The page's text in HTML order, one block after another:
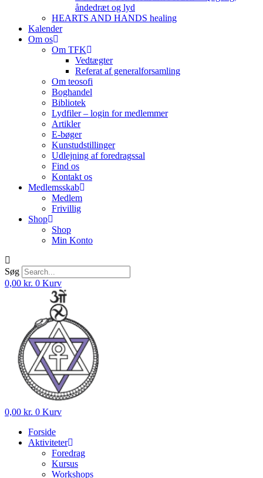
åndedræt og lyd
HEARTS AND HANDS healing
Kalender
Om os
Om TFK
Vedtægter
Referat af generalforsamling
Om teosofi
Boghandel
Bibliotek
Lydfiler – login for medlemmer
Artikler
E-bøger
Kunstudstillinger
Udlejning af foredragssal
Find os
Kontakt os
Medlemsskab
Medlem
Frivillig
Shop
Shop
Min Konto
Søg
0,00 kr. 0 Kurv
0,00 kr. 0 Kurv
Forside
Aktiviteter
Foredrag
Kursus
Workshops